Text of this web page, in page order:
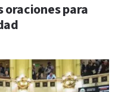
oraciones para